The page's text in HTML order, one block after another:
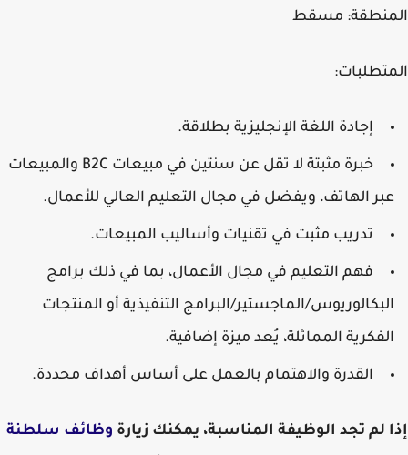
المنطقة: مسقط
المتطلبات:
إجادة اللغة الإنجليزية بطلاقة.
خبرة مثبتة لا تقل عن سنتين في مبيعات B2C والمبيعات
عبر الهاتف، ويفضل في مجال التعليم العالي للأعمال.
تدريب مثبت في تقنيات وأساليب المبيعات.
فهم التعليم في مجال الأعمال، بما في ذلك برامج
البكالوريوس/الماجستير/البرامج التنفيذية أو المنتجات
الفكرية المماثلة، يُعد ميزة إضافية.
القدرة والاهتمام بالعمل على أساس أهداف محددة.
إذا لم تجد الوظيفة المناسبة، يمكنك زيارة وظائف سلطنة